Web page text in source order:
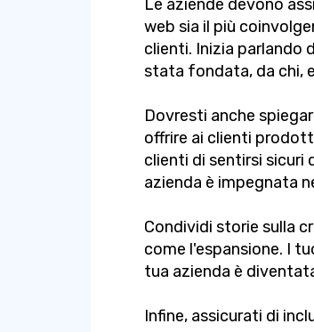
Le aziende devono
web sia il più
clienti. Inizia parlando
stata fondata, da chi,
Dovresti anche
offrire ai clienti
clienti di sentirsi sicuri
azienda è impegnata
Condividi storie sulla
come l'espansione. I
tua azienda è
Infine, assicurati di